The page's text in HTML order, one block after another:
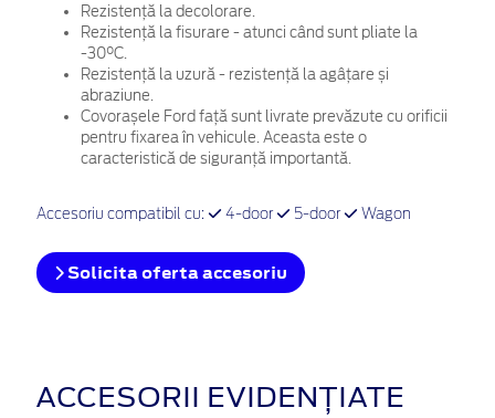
Rezistență la decolorare.
Rezistență la fisurare - atunci când sunt pliate la
-30°C.
Rezistență la uzură - rezistență la agâțare și
abraziune.
Covorașele Ford față sunt livrate prevăzute cu orificii
pentru fixarea în vehicule. Aceasta este o
caracteristică de siguranță importantă.
Accesoriu compatibil cu: 4-door 5-door Wagon
Solicita oferta accesoriu
ACCESORII EVIDENȚIATE